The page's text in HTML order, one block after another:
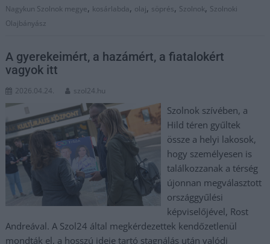
Nagykun Szolnok megye, kosárlabda, olaj, söprés, Szolnok, Szolnoki
Olajbányász
A gyerekeimért, a hazámért, a fiatalokért
vagyok itt
2026.04.24. szol24.hu
Szolnok szívében, a
Hild téren gyűltek
össze a helyi lakosok,
hogy személyesen is
találkozzanak a térség
újonnan megválasztott
országgyűlési
képviselőjével, Rost
Andreával. A Szol24 által megkérdezettek kendőzetlenül
mondták el, a hosszú ideje tartó stagnálás után valódi